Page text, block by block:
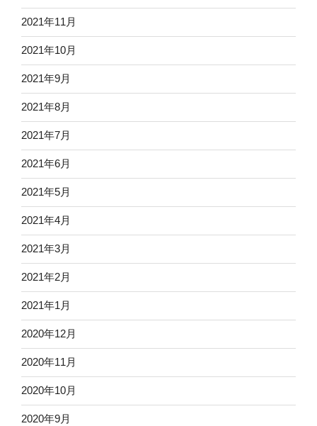
2021年11月
2021年10月
2021年9月
2021年8月
2021年7月
2021年6月
2021年5月
2021年4月
2021年3月
2021年2月
2021年1月
2020年12月
2020年11月
2020年10月
2020年9月